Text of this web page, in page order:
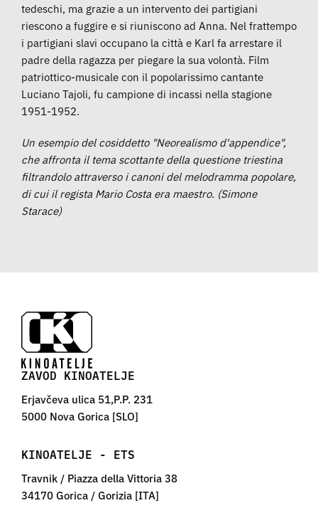
tedeschi, ma grazie a un intervento dei partigiani
riescono a fuggire e si riuniscono ad Anna. Nel frattempo
i partigiani slavi occupano la città e Karl fa arrestare il
padre della ragazza per piegare la sua volontà. Film
patriottico-musicale con il popolarissimo cantante
Luciano Tajoli, fu campione di incassi nella stagione
1951-1952.
Un esempio del cosiddetto "Neorealismo d'appendice",
che affronta il tema scottante della questione triestina
filtrandolo attraverso i canoni del melodramma popolare,
di cui il regista Mario Costa era maestro. (Simone
Starace)
ZAVOD KINOATELJE
Erjavčeva ulica 51,P.P. 231
5000 Nova Gorica [SLO]
KINOATELJE - ETS
Travnik / Piazza della Vittoria 38
34170 Gorica / Gorizia [ITA]